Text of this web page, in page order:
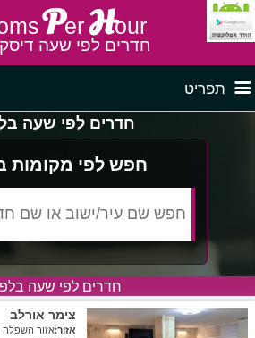
PerHour
חדרים לפי שעה
תפריט
לפי איזור
חדרים לפי שעה במישור החוףפרסם באתר
חדרים לפי שעה
חדרים לפי שעה
חדרים לפי שעה
חפש לפי מקומות
חדרים לפי שעה
צימר אורלב
אזור:אזור השפלה